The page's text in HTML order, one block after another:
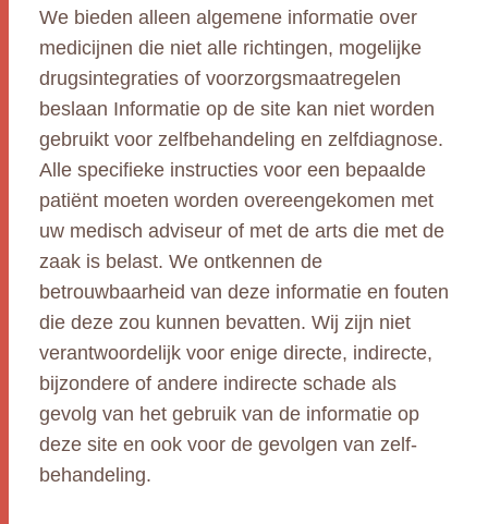
We bieden alleen algemene informatie over
medicijnen die niet alle richtingen, mogelijke
drugsintegraties of voorzorgsmaatregelen
beslaan Informatie op de site kan niet worden
gebruikt voor zelfbehandeling en zelfdiagnose.
Alle specifieke instructies voor een bepaalde
patiënt moeten worden overeengekomen met
uw medisch adviseur of met de arts die met de
zaak is belast. We ontkennen de
betrouwbaarheid van deze informatie en fouten
die deze zou kunnen bevatten. Wij zijn niet
verantwoordelijk voor enige directe, indirecte,
bijzondere of andere indirecte schade als
gevolg van het gebruik van de informatie op
deze site en ook voor de gevolgen van zelf-
behandeling.